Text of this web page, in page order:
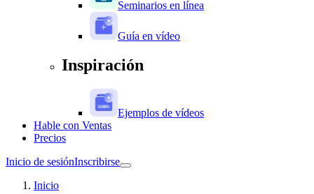
Seminarios en línea
Guía en vídeo
Inspiración
Ejemplos de vídeos
Hable con Ventas
Precios
Inicio de sesiónInscribirse
Inicio